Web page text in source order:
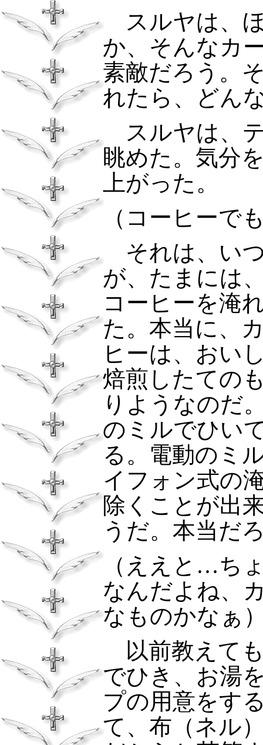
スルヤは、
か、そんなカ
素敵だろう。
れたら、どん
スルヤは、
眺めた。気分
上がった。
（コーヒーで
それは、い
が、たまには
コーヒーを淹
た。本当に、
ヒーは、おい
焙煎したての
りようなのだ
のミルでひい
る。電動のミ
イフォン式の
除くことが出
うだ。本当だ
（ええと…ち
なんだよね、
なものかなぁ
以前教えて
でひき、お湯
プの用意をす
て、布（ネル